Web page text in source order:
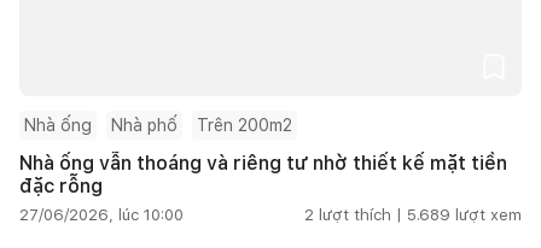
Nhà ống Nhà phố Trên 200m2
Nhà ống vẫn thoáng và riêng tư nhờ thiết kế mặt tiền
đặc rỗng
27/06/2026, lúc 10:00 2 lượt thích | 5.689 lượt xem